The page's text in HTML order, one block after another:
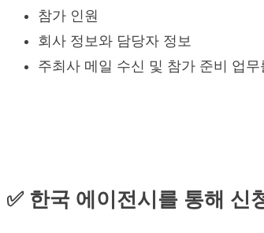
참가 인원
회사 정보와 담당자 정보
주최사 메일 수신 및 참가 준비 업
✅ 한국 에이전시를 통해 신